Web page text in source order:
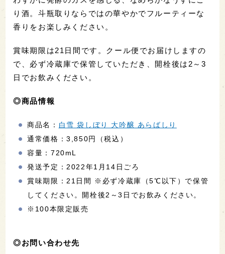
り酒。斗瓶取りならではの華やかでフルーティーな
香りをお楽しみください。
賞味期限は21日間です。クール便でお届けしますの
で、必ず冷蔵庫で保管していただき、開栓後は2～3
日でお飲みください。
◎商品情報
商品名： 白雪 袋しぼり 大吟醸 あらばしり
通常価格：3,850円（税込）
容量：720mL
発送予定：2022年1月14日ごろ
賞味期限：21日間 ※必ず冷蔵庫（5℃以下）で保管
してください。開栓後2～3日でお飲みください。
※100本限定販売
◎お問い合わせ先